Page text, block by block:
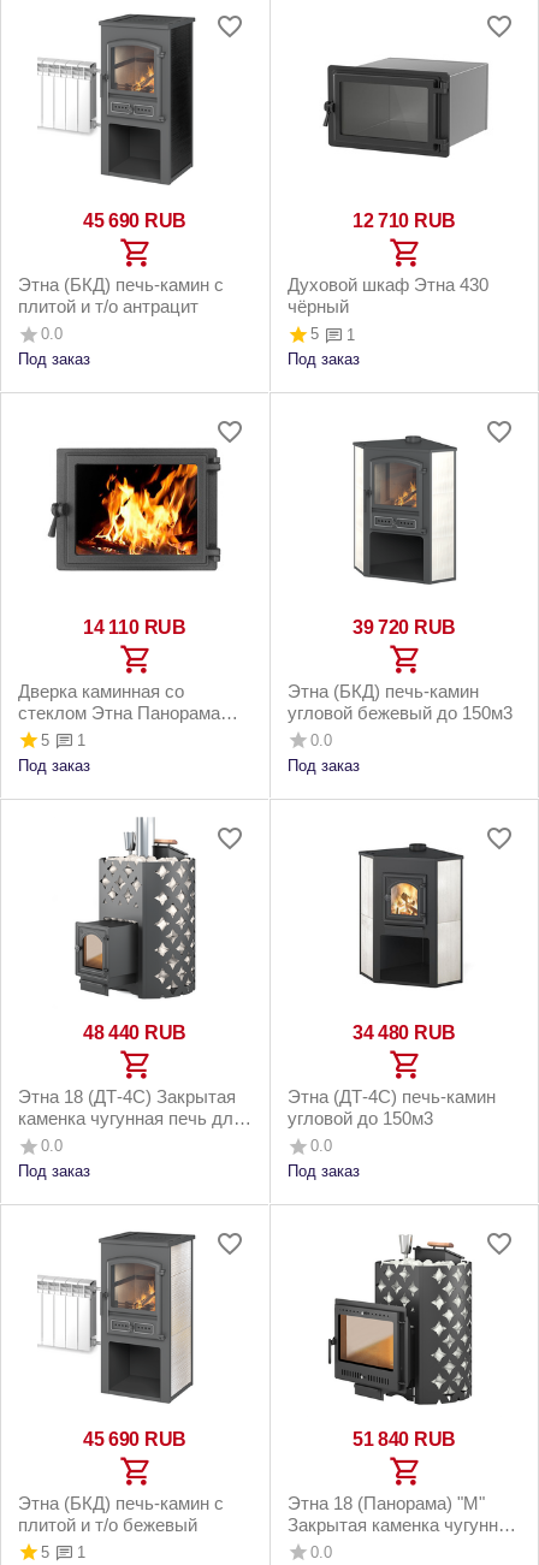
45 690 RUB
Этна (БКД) печь-камин с
плитой и т/о антрацит
0.0
Под заказ
12 710 RUB
Духовой шкаф Этна 430
чёрный
5
1
Под заказ
14 110 RUB
Дверка каминная со
стеклом Этна Панорама
правая 350х450 мм
5
1
Под заказ
39 720 RUB
Этна (БКД) печь-камин
угловой бежевый до 150м3
0.0
Под заказ
48 440 RUB
Этна 18 (ДТ-4С) Закрытая
каменка чугунная печь для
бани
0.0
Под заказ
34 480 RUB
Этна (ДТ-4С) печь-камин
угловой до 150м3
0.0
Под заказ
45 690 RUB
Этна (БКД) печь-камин с
плитой и т/о бежевый
5
1
51 840 RUB
Этна 18 (Панорама) "М"
Закрытая каменка чугунная
печь для бани
0.0